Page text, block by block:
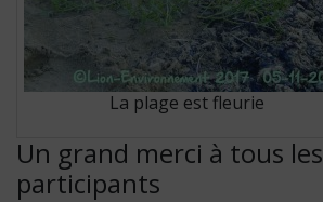
La plage est fleurie
Un grand merci à tous les
participants